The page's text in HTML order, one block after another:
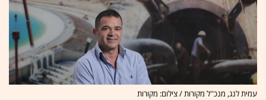
עמית לנג, מנכ''ל מקורות / צילום: מקורות